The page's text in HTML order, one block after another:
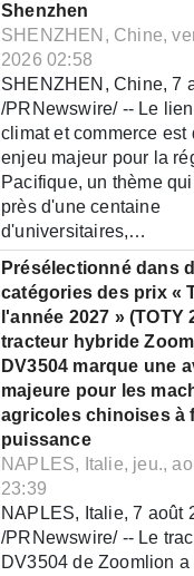
Shenzhen
SHENZHEN, Chine,
2026 02:58
SHENZHEN, Chine, 7
/PRNewswire/ -- Le
climat et commerce est
enjeu majeur pour la
Pacifique, un thème
près d'une centaine
d'universitaires,…
Présélectionné dans
catégories des prix «
l'année 2027 » (TOTY
tracteur hybride
DV3504 marque une
majeure pour les
agricoles chinoises à
puissance
NAPLES, Italie, jeu.,
23:39
NAPLES, Italie, 7 août
/PRNewswire/ -- Le
DV3504 de Zoomlion a